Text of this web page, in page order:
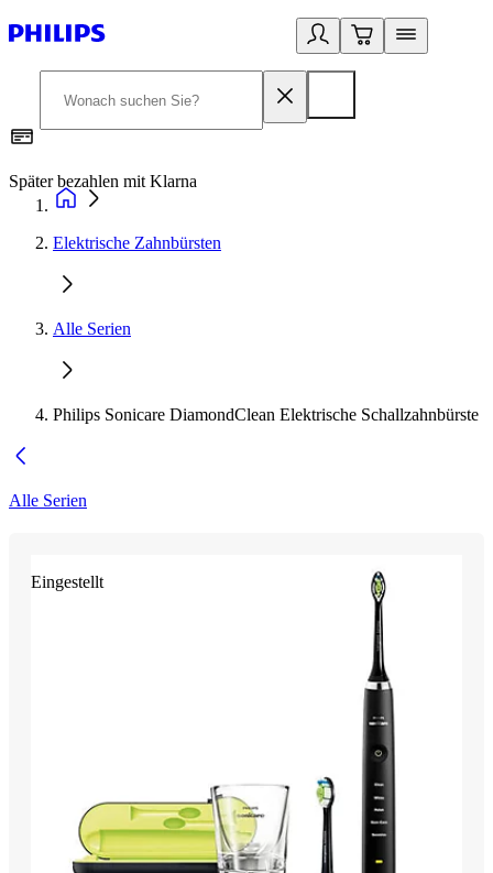
Später bezahlen mit Klarna
Elektrische Zahnbürsten
Alle Serien
Philips Sonicare DiamondClean Elektrische Schallzahnbürste
Alle Serien
Eingestellt